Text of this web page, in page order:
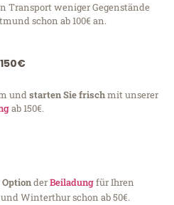
Transport weniger Gegenstände
schon ab 100€ an.
undstarten Sie frischmit unserer
ab 150€.
derBeiladungfür Ihren
Winterthur schon ab 50€.